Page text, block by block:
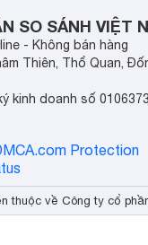
20 inch BR-086
17 inch BR-
bạn tiện lợi đựng
SO SÁNH VIỆT
- Không bán hàng
Thiên, Thổ Quan,
kinh doanh số
thuộc về Công ty cổ